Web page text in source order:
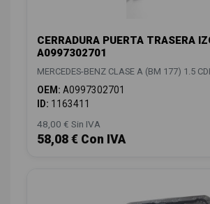
CERRADURA PUERTA TRASERA
A0997302701
MERCEDES-BENZ CLASE A (BM 177) 1.5
OEM: A0997302701
ID: 1163411
48,00 € Sin IVA
58,08 € Con IVA